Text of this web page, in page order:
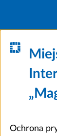
Ochrona